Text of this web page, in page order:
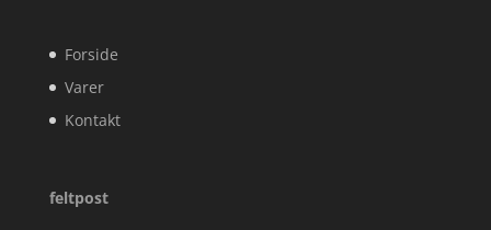
Forside
Varer
Kontakt
feltpost